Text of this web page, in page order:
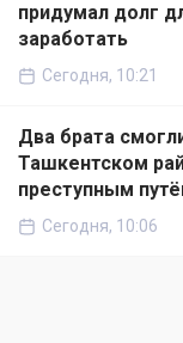
придумал долг
заработать
Сегодня, 10:21
Два брата
Ташкентском
преступным
Сегодня, 10:06